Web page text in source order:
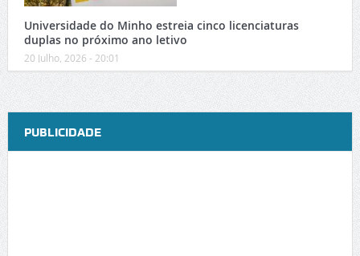
Universidade do Minho estreia cinco licenciaturas
duplas no próximo ano letivo
20 Julho, 2026 - 20:01
PUBLICIDADE